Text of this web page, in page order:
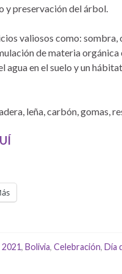
y preservación del árbol.
valiosos como:
de materia
en el suelo y un
leña, carbón, gomas,
, Bolivia, Celebración, Día